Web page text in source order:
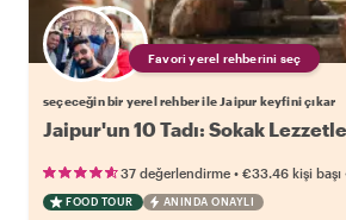
Favori yerel rehberini seç
seçeceğin bir yerel rehber ile Jaipur keyfini çıkar
Jaipur'un 10 Tadı: Sokak
37 değerlendirme • €33.46 kişi başı
FOOD TOUR ANINDA ONAYLI